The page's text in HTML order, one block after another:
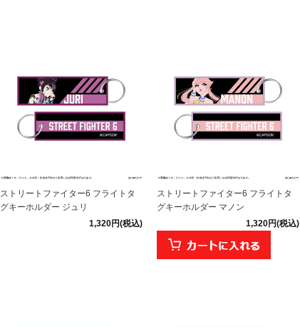
ストリートファイター6 フライトタ
グキーホルダー ジュリ
1,320円(税込)
ストリートファイター6 フライトタ
グキーホルダー マノン
1,320円(税込)